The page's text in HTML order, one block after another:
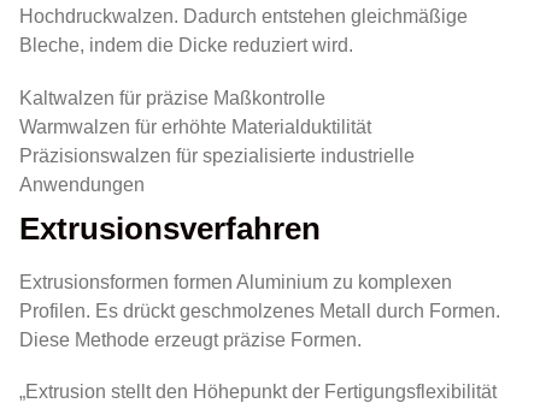
Hochdruckwalzen. Dadurch entstehen gleichmäßige
Bleche, indem die Dicke reduziert wird.
Kaltwalzen für präzise Maßkontrolle
Warmwalzen für erhöhte Materialduktilität
Präzisionswalzen für spezialisierte industrielle
Anwendungen
Extrusionsverfahren
Extrusionsformen formen Aluminium zu komplexen
Profilen. Es drückt geschmolzenes Metall durch Formen.
Diese Methode erzeugt präzise Formen.
„Extrusion stellt den Höhepunkt der Fertigungsflexibilität